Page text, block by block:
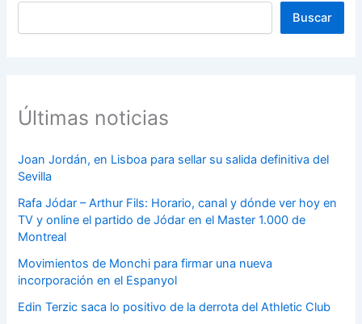
Buscar
Buscar
Últimas noticias
Joan Jordán, en Lisboa para sellar su salida definitiva del
Sevilla
Rafa Jódar – Arthur Fils: Horario, canal y dónde ver hoy en
TV y online el partido de Jódar en el Master 1.000 de
Montreal
Movimientos de Monchi para firmar una nueva
incorporación en el Espanyol
Edin Terzic saca lo positivo de la derrota del Athletic Club